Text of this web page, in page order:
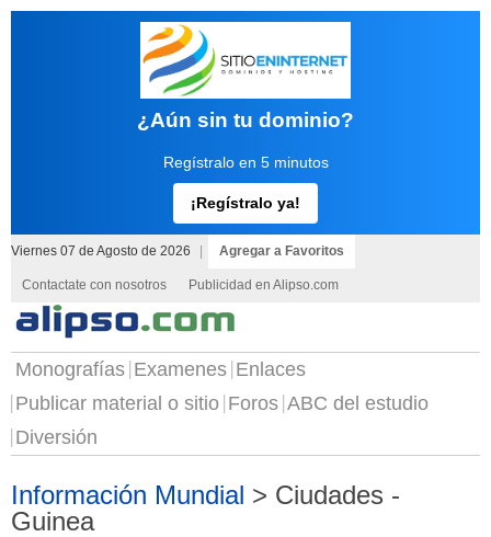
¿Aún sin tu dominio?
Regístralo en 5 minutos
¡Regístralo ya!
Viernes 07 de Agosto de 2026 Agregar a Favoritos
Contactate con nosotros Publicidad en Alipso.com
Monografías Examenes Enlaces
Publicar material o sitio Foros ABC del estudio
Diversión
Información Mundial > Ciudades -
Guinea